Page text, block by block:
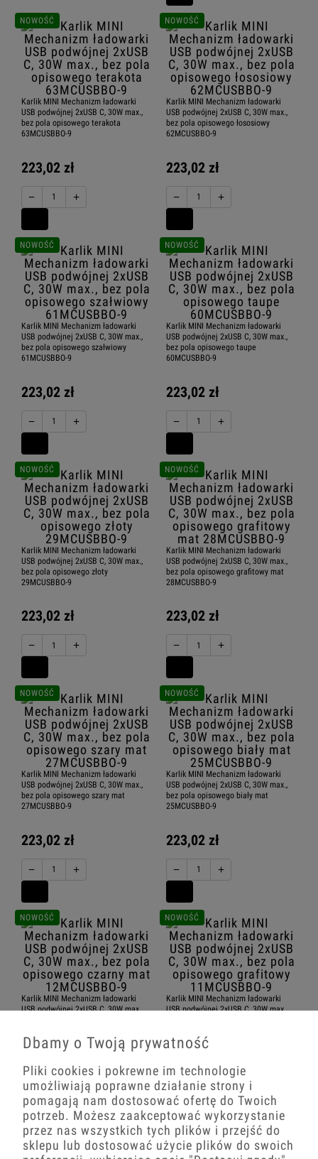
Karlik MINI Mechanizm ładowarki
USB podwójnej 2xUSB C, 30W max.,
bez pola opisowego terakota
63MCUSBBO-9
223,02 zł
− +
NOWOŚĆ
Karlik MINI Mechanizm ładowarki
USB podwójnej 2xUSB C, 30W max.,
bez pola opisowego łososiowy
62MCUSBBO-9
223,02 zł
− +
NOWOŚĆ
Karlik MINI Mechanizm ładowarki
USB podwójnej 2xUSB C, 30W max.,
bez pola opisowego szałwiowy
61MCUSBBO-9
223,02 zł
− +
NOWOŚĆ
Karlik MINI Mechanizm ładowarki
USB podwójnej 2xUSB C, 30W max.,
bez pola opisowego taupe
60MCUSBBO-9
223,02 zł
− +
NOWOŚĆ
Karlik MINI Mechanizm ładowarki
USB podwójnej 2xUSB C, 30W max.,
bez pola opisowego złoty
29MCUSBBO-9
223,02 zł
− +
NOWOŚĆ
Karlik MINI Mechanizm ładowarki
USB podwójnej 2xUSB C, 30W max.,
bez pola opisowego grafitowy mat
28MCUSBBO-9
223,02 zł
− +
NOWOŚĆ
Karlik MINI Mechanizm ładowarki
USB podwójnej 2xUSB C, 30W max.,
bez pola opisowego szary mat
27MCUSBBO-9
223,02 zł
− +
NOWOŚĆ
Karlik MINI Mechanizm ładowarki
USB podwójnej 2xUSB C, 30W max.,
bez pola opisowego biały mat
25MCUSBBO-9
223,02 zł
− +
NOWOŚĆ
Karlik MINI Mechanizm ładowarki
USB podwójnej 2xUSB C, 30W max.,
223,02 zł
− +
NOWOŚĆ
Karlik MINI Mechanizm ładowarki
USB podwójnej 2xUSB C, 30W max.,
223,02 zł
− +
NOWOŚĆ
NOWOŚĆ NOWOŚĆ
Dbamy o Twoją prywatność
Pliki cookies i pokrewne im technologie
umożliwiają poprawne działanie strony i
pomagają nam dostosować ofertę do Twoich
potrzeb. Możesz zaakceptować wykorzystanie
przez nas wszystkich tych plików i przejść do
sklepu lub dostosować użycie plików do swoich